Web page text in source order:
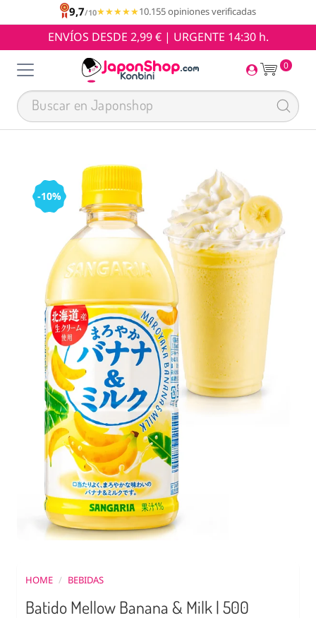
9,7/10★★★★★
★★★★★10.155 opiniones verificadas
ENVÍOS DESDE 2,99 € | URGENTE 14:30 h.
0
-10%
HOME / BEBIDAS
Batido Mellow Banana & Milk | 500